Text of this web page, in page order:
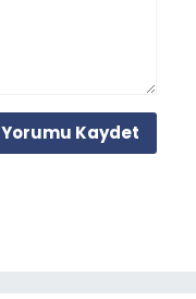
Yorumu Kaydet